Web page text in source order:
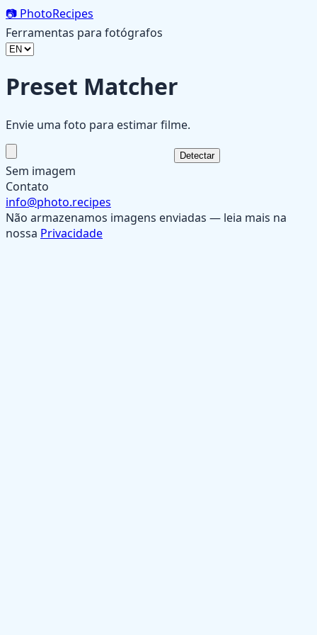
📷 PhotoRecipes
Ferramentas para fotógrafos
Preset Matcher
Envie uma foto para estimar filme.
Detectar
Sem imagem
Contato
info@photo.recipes
Não armazenamos imagens enviadas — leia mais na
nossa Privacidade